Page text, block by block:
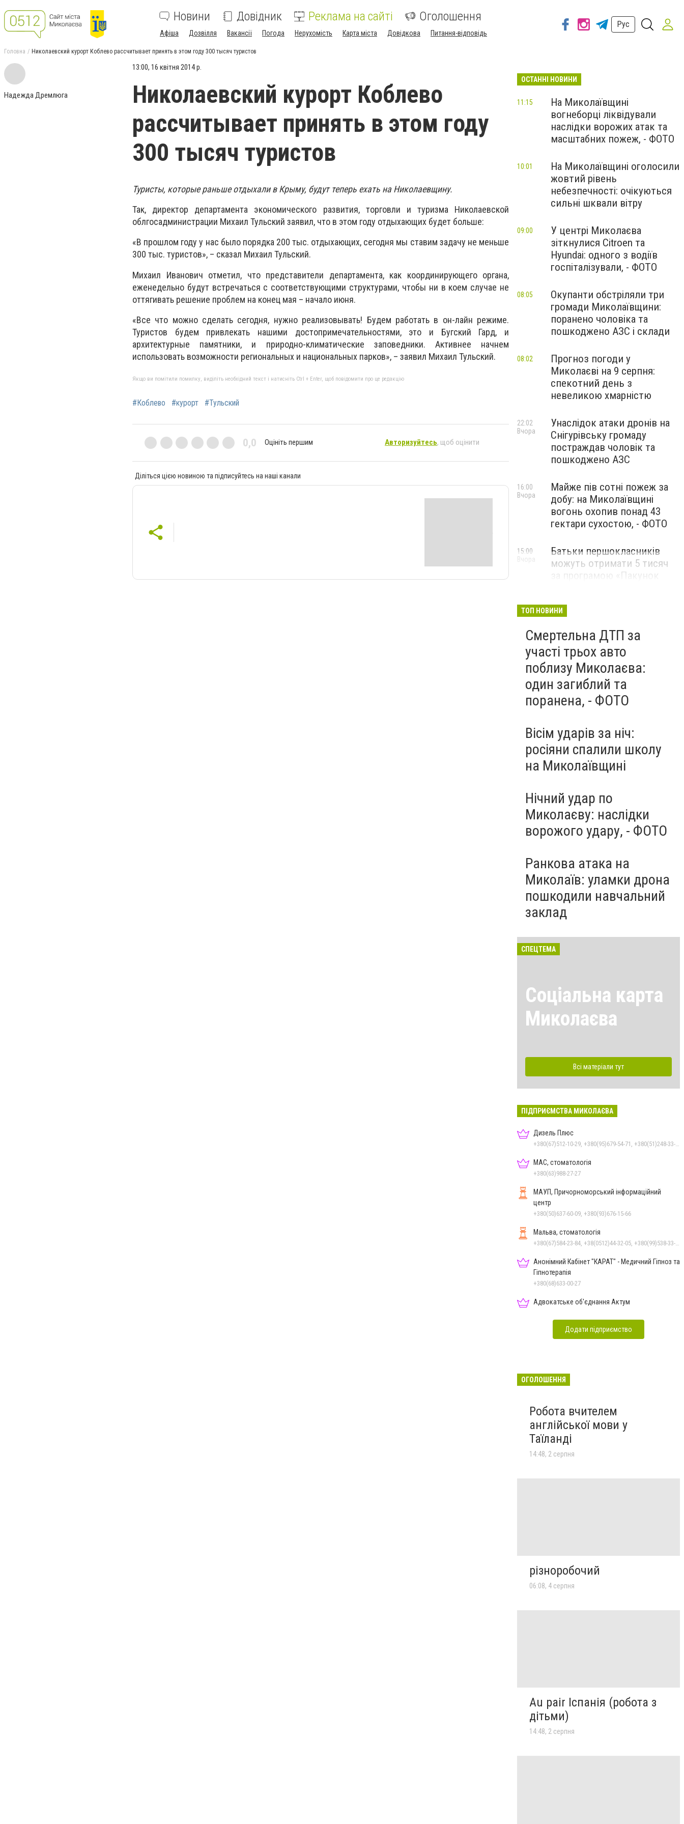
Новини Довідник Реклама на сайті Оголошення
Афіша Дозвілля Вакансії Погода Нерухомість Карта міста Довідкова Питання-відповідь
Рус
Головна Николаевский курорт Коблево рассчитывает принять в этом году 300 тысяч туристов
Надежда Дремлюга
13:00, 16 квітня 2014 р.
Николаевский курорт Коблево
рассчитывает принять в этом году
300 тысяч туристов
Туристы, которые раньше отдыхали в Крыму, будут теперь ехать на Николаевщину.
Так, директор департамента экономического развития, торговли и туризма Николаевской
облгосадминистрации Михаил Тульский заявил, что в этом году отдыхающих будет больше:
«В прошлом году у нас было порядка 200 тыс. отдыхающих, сегодня мы ставим задачу не меньше
300 тыс. туристов», – сказал Михаил Тульский.
Михаил Иванович отметил, что представители департамента, как координирующего органа,
еженедельно будут встречаться с соответствующими структурами, чтобы ни в коем случае не
оттягивать решение проблем на конец мая – начало июня.
«Все что можно сделать сегодня, нужно реализовывать! Будем работать в он-лайн режиме.
Туристов будем привлекать нашими достопримечательностями, это и Бугский Гард, и
архитектурные памятники, и природно-климатические заповедники. Активнее начнем
использовать возможности региональных и национальных парков», – заявил Михаил Тульский.
Якщо ви помітили помилку, виділіть необхідний текст і натисніть Ctrl + Enter, щоб повідомити про це редакцію
#Коблево #курорт #Тульский
0,0 Оцініть першим Авторизуйтесь, щоб оцінити
Діліться цією новиною та підписуйтесь на наші канали
ОСТАННІ НОВИНИ
На Миколаївщині
вогнеборці ліквідували
наслідки ворожих атак та
масштабних пожеж, - ФОТО
11:15
На Миколаївщині оголосили
жовтий рівень
небезпечності: очікуються
сильні шквали вітру
10:01
У центрі Миколаєва
зіткнулися Citroen та
Hyundai: одного з водіїв
госпіталізували, - ФОТО
09:00
Окупанти обстріляли три
громади Миколаївщини:
поранено чоловіка та
пошкоджено АЗС і склади
08:05
Прогноз погоди у
Миколаєві на 9 серпня:
спекотний день з
невеликою хмарністю
08:02
Унаслідок атаки дронів на
Снігурівську громаду
постраждав чоловік та
пошкоджено АЗС
22:02
Вчора
Майже пів сотні пожеж за
добу: на Миколаївщині
вогонь охопив понад 43
гектари сухостою, - ФОТО
16:00
Вчора
Батьки першокласників
можуть отримати 5 тисяч
за програмою «Пакунок
15:00
Вчора
ТОП НОВИНИ
Смертельна ДТП за
участі трьох авто
поблизу Миколаєва:
один загиблий та
поранена, - ФОТО
Вісім ударів за ніч:
росіяни спалили школу
на Миколаївщині
Нічний удар по
Миколаєву: наслідки
ворожого удару, - ФОТО
Ранкова атака на
Миколаїв: уламки дрона
пошкодили навчальний
заклад
СПЕЦТЕМА
Соціальна карта
Миколаєва
Всі матеріали тут
ПІДПРИЄМСТВА МИКОЛАЄВА
Дизель Плюс
МАС, стоматологія
+380(63)988-27-27
МАУП, Причорноморський інформаційний
центр
+380(50)637-60-09, +380(93)676-15-66
Мальва, стоматологія
Анонімний Кабінет "КАРАТ" - Медичний Гіпноз та
Гіпнотерапія
+380(68)633-00-27
Адвокатське об'єднання Актум
Додати підприємство
ОГОЛОШЕННЯ
Робота вчителем
англійської мови у
Таїланді
14:48, 2 серпня
різноробочий
06:08, 4 серпня
Au pair Іспанія (робота з
дітьми)
14:48, 2 серпня